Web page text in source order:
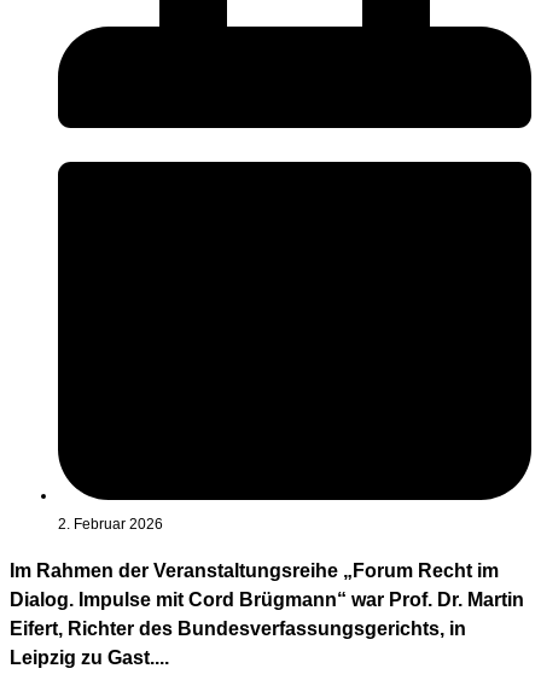
2. Februar 2026
Im Rahmen der Veranstaltungsreihe „Forum Recht im
Dialog. Impulse mit Cord Brügmann“ war Prof. Dr. Martin
Eifert, Richter des Bundesverfassungsgerichts, in
Leipzig zu Gast....